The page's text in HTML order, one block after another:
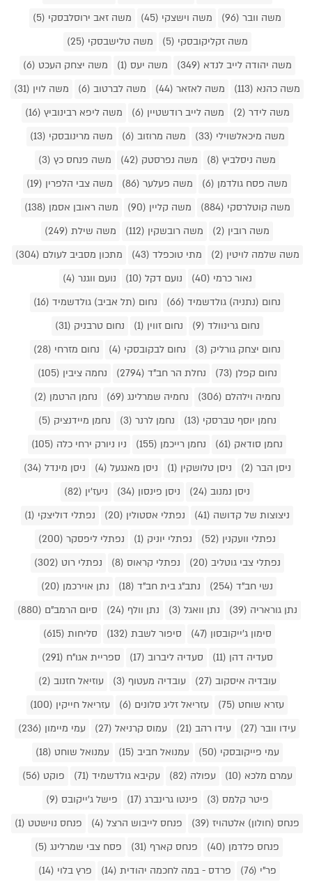
משה וובר (96)
משה וישצקי (45)
משה זאב ירוסלבסקי (5)
משה זקליקובסקי (5)
משה טלישבסקי (25)
משה יהודה לייב לנדא (349)
משה יעס (1)
משה יצחק העכט (6)
משה כהנא (113)
משה לאזאר (44) משה לברטוב (6)
משה לוין (31)
משה לידר (2)
משה לייב רודשטיין (6)
משה ליפא רבינוביץ (16)
משה מיכאלשוילי (33)
משה מרוזוב (6)
משה מרינובסקי (13)
משה ניסלביץ (8)
משה נפרסטק (42)
משה פנחס כץ (3)
משה פסח גולדמן (6)
משה פעלער (86)
משה צבי הלפרין (19)
משה קוטלרסקי (884)
משה קליין (90)
משה ראובן אסמן (138)
משה רובין (2)
משה רובשקין (112)
משה שילת (249)
משה שלמה לויטין (2)
מתי טוכפלד (43)
מתכון מסביב לעולם (304)
נאור כרמי (40)
נועם דקל (10)
נועם ווגנר (4)
נחום (נתניה) גולדשמיד (66)
נחום (תל אביב) גולדשמיד (16)
נחום גרינוולד (9)
נחום זווין (1)
נחום טרבניק (31)
נחום יצחק גורליק (3)
נחום לבקובסקי (4)
נחום מזרחי (28)
נחום קפלן (73)
נחלת הר חב"ד (2794)
נחמה ציבין (105)
נחמיה וילהלם (306)
נחמיה שמרלינג (69)
נחמן הרטמן (2)
נחמן יוסף טברסקי (13)
נחמן לרנר (3)
נחמן מיידנציק (5)
נחמן סודאק (61)
נחמן רייכמן (155)
ניו ניורק ירחי כלה (105)
ניסן הבר (2)
ניסן טלושקין (1) ניסן מאנגעל (4)
ניסן מינדל (34)
ניסן נמנוב (24)
ניסן פינסון (34)
ניעז'ין (82)
ניצוצות של קדושה (41)
נפתלי אסטולין (20)
נפתלי דוליצקי (1)
נפתלי וועקנין (52)
נפתלי יוניק (1)
נפתלי ליפסקר (200)
נפתלי צבי גוטליב (20)
נפתלי קראוס (8)
נפתלי רוט (302)
נשי חב"ד (254)
נתב"ג בית חב"ד (18)
נתן אוירכמן (20)
נתן גוראריה (39)
נתן וואגל (3) נתן וולף (24)
סיום הרמב"ם (880)
סימון ג'ייקובסון (47)
סיפור לשבת (132)
סליחות (615)
סעדיה דהן (11)
סעדיה ליברוב (17)
ספריית אגו"ח (291)
עובדיה איסקוב (27)
עובדיה מעטוף (3)
עוזיאל חזנוב (2)
עזרא שוחט (75)
עזריאל זליג סלונים (6)
עזריאל חייקין (100)
עידו וובר (27)
עידו רהב (21) עמוס קרניאל (27)
עמי מיימון (236)
עמי פייקובסקי (50)
עמנואל חביב (15)
עמנואל שוחט (18)
עמרם מלכא (10)
עפולה (82) עקיבא גולדשמיד (71)
פוקט (56)
פיטר קלמס (3)
פינטו גרינברג (17)
פישל ג'ייקובס (9)
פנחס (חולון) אלטהויז (39)
פנחס לייבוש הרצל (4)
פנחס נוישטט (1)
פנחס פלדמן (40)
פנחס קארף (31)
פסח צבי שמרלינג (5)
פר"י (76)
פרדס - במה לחכמה יהודית (14)
פרץ בלוי (14)